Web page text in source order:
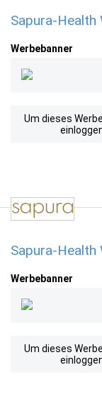
Sapura-
Werbebanner
Um dieses
Sapura-
Werbebanner
Um dieses